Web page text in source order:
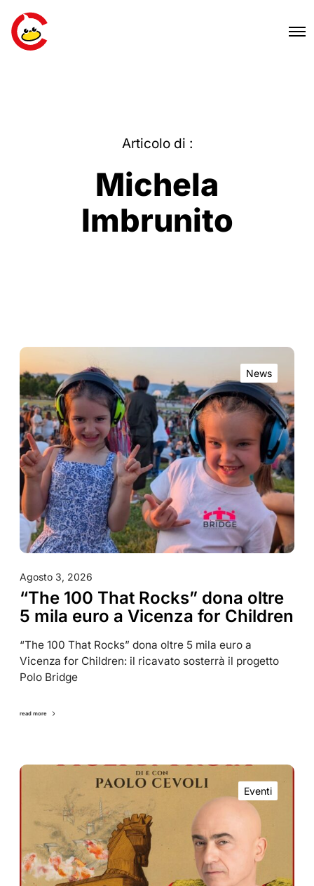
Articolo di :
Michela
Imbrunito
News
Agosto 3, 2026
“The 100 That Rocks” dona oltre
5 mila euro a Vicenza for Children
“The 100 That Rocks” dona oltre 5 mila euro a
Vicenza for Children: il ricavato sosterrà il progetto
Polo Bridge
read more
Eventi